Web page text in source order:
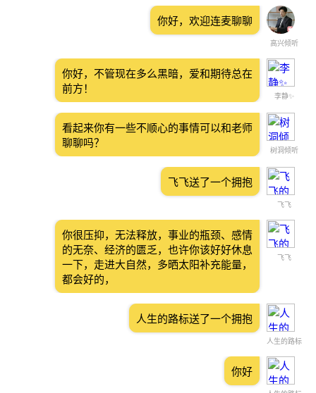
高兴倾听
你好，欢迎连麦聊聊
李静✨
你好，不管现在多么黑暗，爱和期待总在
前方！
树洞倾听
看起来你有一些不顺心的事情可以和老师
聊聊吗？
飞飞
飞飞送了一个拥抱
飞飞
你很压抑，无法释放，事业的瓶颈、感情
的无奈、经济的匮乏，也许你该好好休息
一下，走进大自然，多晒太阳补充能量，
都会好的，
人生的路标
人生的路标送了一个拥抱
你好